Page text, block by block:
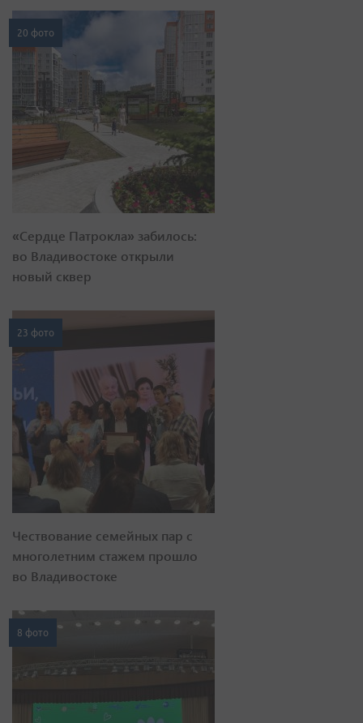
20 фото
«Сердце Патрокла» забилось:
во Владивостоке открыли
новый сквер
23 фото
Чествование семейных пар с
многолетним стажем прошло
во Владивостоке
8 фото